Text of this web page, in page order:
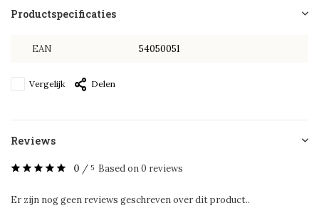
Productspecificaties
EAN 54050051
Vergelijk Delen
Reviews
0 / 5 Based on 0 reviews
Er zijn nog geen reviews geschreven over dit product..